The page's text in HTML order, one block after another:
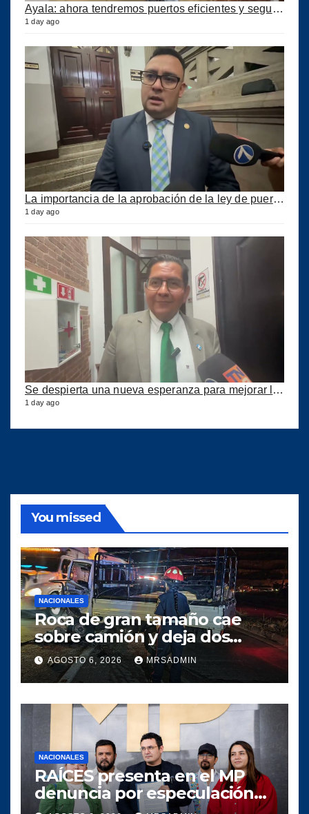
1 day ago
La importancia de la aprobación de la ley de puertos
1 day ago
1 day ago
You missed
NACIONALES
Roca de gran tamaño cae
sobre camión y deja dos
heridos en ruta al Atlántico
AGOSTO 6, 2026 MRSADMIN
NACIONALES
RAÍCES presenta en el MP
denuncia por especulación